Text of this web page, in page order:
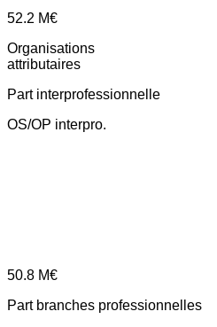
52.2 M€
Organisations
attributaires
Part interprofessionnelle
OS/OP interpro.
50.8 M€
Part branches professionnelles